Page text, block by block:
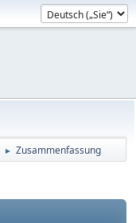
► Zusammenfassung